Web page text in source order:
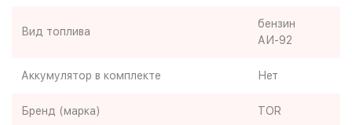
Вид топлива
бензин
АИ-92
Аккумулятор в комплекте Нет
Бренд (марка) TOR